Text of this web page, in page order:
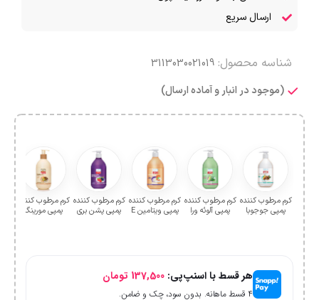
ارسال سریع
شناسه محصول: 3113030021019
(موجود در انبار و آماده ارسال)
کرم مرطوب کننده
پمپی جوجوبا
کرم مرطوب کننده
پمپی آلوئه ورا
کرم مرطوب کننده
پمپی ویتامین E
کرم مرطوب کننده
پمپی پشن بری
کرم مرطوب کننده
پمپی مورینگا
هر قسط با اسنپ‌پی: 137,500 تومان
۴ قسط ماهانه. بدون سود، چک و ضامن.